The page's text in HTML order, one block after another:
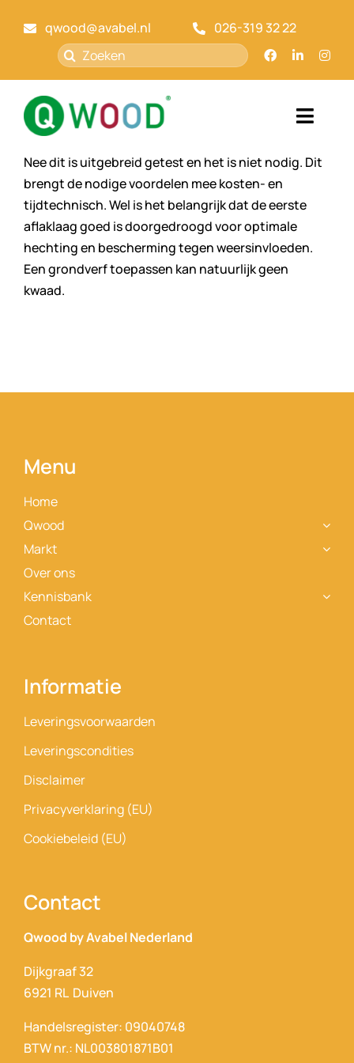
naar
qwood@avabel.nl
026-319 32 22
Zoeken
Home
Qwood
Markt
Contact
Nee dit is uitgebreid getest en het is niet nodig. Dit
brengt de nodige voordelen mee kosten- en
tijdtechnisch. Wel is het belangrijk dat de eerste
aflaklaag goed is doorgedroogd voor optimale
hechting en bescherming tegen weersinvloeden.
Een grondverf toepassen kan natuurlijk geen
kwaad.
Menu
Home
Qwood
Markt
Over ons
Kennisbank
Contact
Informatie
Leveringsvoorwaarden
Leveringscondities
Disclaimer
Privacyverklaring (EU)
Cookiebeleid (EU)
Contact
Qwood by Avabel Nederland
Dijkgraaf 32
6921 RL Duiven
Handelsregister: 09040748
BTW nr.: NL003801871B01